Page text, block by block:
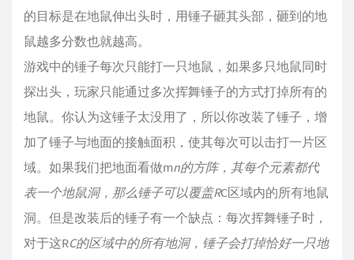
的目标是在地鼠伸出头时，用锤子砸其头部，砸到的地
鼠越多分数也就越高。
游戏中的锤子每次只能打一只地鼠，如果多只地鼠同时
探出头，玩家只能通过多次挥舞锤子的方式打掉所有的
地鼠。你认为这锤子太没用了，所以你改装了锤子，增
加了锤子与地面的接触面积，使其每次可以击打一片区
域。如果我们把地面看做mn的方阵，其每个元素都代
表一个地鼠洞，那么锤子可以覆盖RC区域内的所有地鼠
洞。但是改装后的锤子有一个缺点：每次挥舞锤子时，
对于这RC的区域中的所有地洞，锤子会打掉恰好一只地